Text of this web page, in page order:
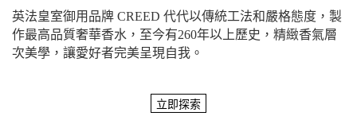
英法皇室御用品牌 CREED 代代以傳統工法和嚴格態度，製
作最高品質奢華香水，至今有260年以上歷史，精緻香氣層
次美學，讓愛好者完美呈現自我。